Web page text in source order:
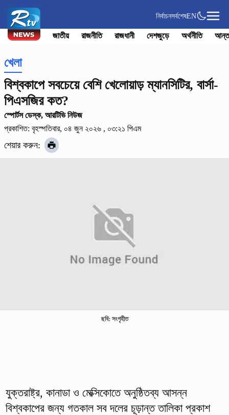
নির্বাচনসর্বশেষEN
জাতীয় রাজনীতি রাজধানী দেশজুড়ে অর্থনীতি
খেলা
বিশ্বকাপে সবচেয়ে বেশি খেলোয়াড় ম্যানসিটির, বার্সা-
পিএসজির কত?
স্পোর্টস ডেস্ক, আরটিভি নিউজ
প্রকাশিত: বৃহস্পতিবার, ০৪ জুন ২০২৬ , ০৩:২১ পিএম
শেয়ার করুন:
ছবি: সংগৃহীত
যুক্তরাষ্ট্র, কানাডা ও মেক্সিকোতে অনুষ্ঠিতব্য আসন্ন
বিশ্বকাপের জন্য গতকাল সব দলের চূড়ান্ত তালিকা প্রকাশ